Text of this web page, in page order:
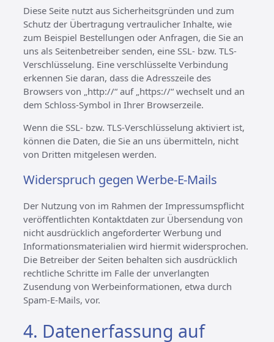
Diese Seite nutzt aus Sicherheitsgründen und zum
Schutz der Übertragung vertraulicher Inhalte, wie
zum Beispiel Bestellungen oder Anfragen, die Sie an
uns als Seitenbetreiber senden, eine SSL- bzw. TLS-
Verschlüsselung. Eine verschlüsselte Verbindung
erkennen Sie daran, dass die Adresszeile des
Browsers von „http://“ auf „https://“ wechselt und an
dem Schloss-Symbol in Ihrer Browserzeile.
Wenn die SSL- bzw. TLS-Verschlüsselung aktiviert ist,
können die Daten, die Sie an uns übermitteln, nicht
von Dritten mitgelesen werden.
Widerspruch gegen Werbe-E-Mails
Der Nutzung von im Rahmen der Impressumspflicht
veröffentlichten Kontaktdaten zur Übersendung von
nicht ausdrücklich angeforderter Werbung und
Informationsmaterialien wird hiermit widersprochen.
Die Betreiber der Seiten behalten sich ausdrücklich
rechtliche Schritte im Falle der unverlangten
Zusendung von Werbeinformationen, etwa durch
Spam-E-Mails, vor.
4. Datenerfassung auf